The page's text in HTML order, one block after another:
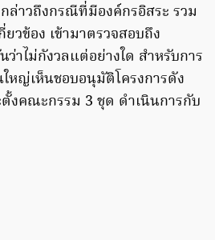
าวถึงกรณีที่มีองค์กรอิสระ รวม
วข้อง เข้ามาตรวจสอบถึง
ว่าไม่กังวลแต่อย่างใด สำหรับการ
หญ่เห็นชอบอนุมัติโครงการดัง
งคณะกรรม 3 ชุด ดำเนินการกับ